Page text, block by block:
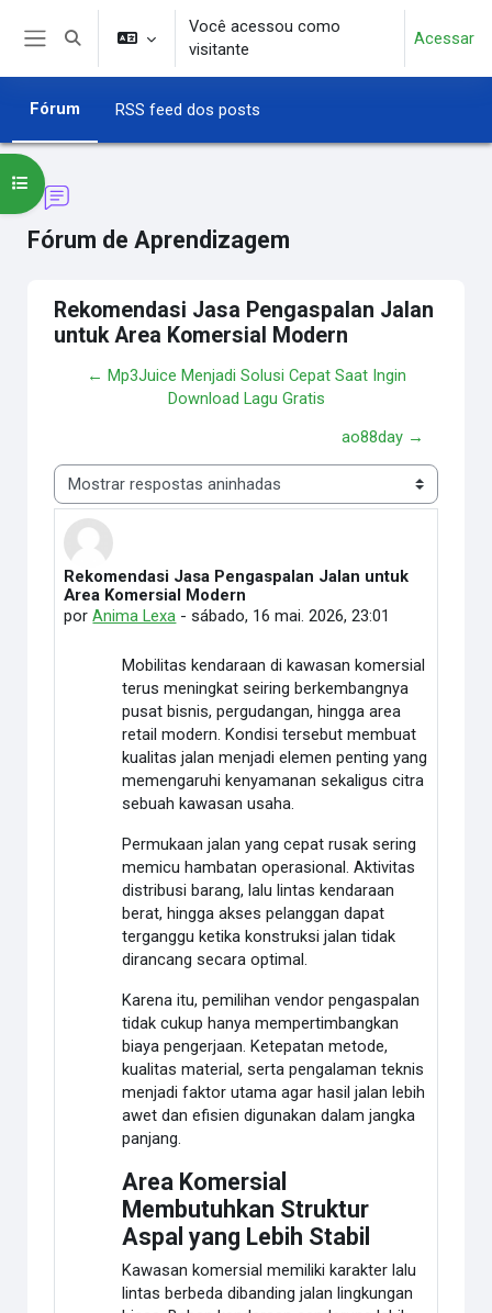
Ir para o conteúdo principal
Alternar entrada de pesquisa
Você acessou como
visitante
Acessar
Fórum RSS feed dos posts
Fórum de Aprendizagem
Abrir índice do curso
Rekomendasi Jasa Pengaspalan Jalan
untuk Area Komersial Modern
← Mp3Juice Menjadi Solusi Cepat Saat Ingin
Download Lagu Gratis
ao88day →
Modo de visualização
Rekomendasi Jasa Pengaspalan Jalan untuk
Area Komersial Modern
porAnima Lexa -sábado, 16 mai. 2026, 23:01
Número de respostas: 0
Mobilitas kendaraan di kawasan komersial
terus meningkat seiring berkembangnya
pusat bisnis, pergudangan, hingga area
retail modern. Kondisi tersebut membuat
kualitas jalan menjadi elemen penting yang
memengaruhi kenyamanan sekaligus citra
sebuah kawasan usaha.
Permukaan jalan yang cepat rusak sering
memicu hambatan operasional. Aktivitas
distribusi barang, lalu lintas kendaraan
berat, hingga akses pelanggan dapat
terganggu ketika konstruksi jalan tidak
dirancang secara optimal.
Karena itu, pemilihan vendor pengaspalan
tidak cukup hanya mempertimbangkan
biaya pengerjaan. Ketepatan metode,
kualitas material, serta pengalaman teknis
menjadi faktor utama agar hasil jalan lebih
awet dan efisien digunakan dalam jangka
panjang.
Area Komersial
Membutuhkan Struktur
Aspal yang Lebih Stabil
Kawasan komersial memiliki karakter lalu
lintas berbeda dibanding jalan lingkungan